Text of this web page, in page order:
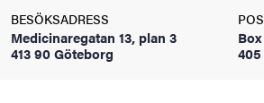
BESÖKSADRESS
Medicinaregatan 13, plan 3
413 90 Göteborg